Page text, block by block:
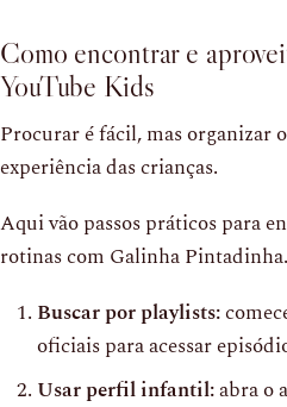
Como encontrar e
YouTube Kids
Procurar é fácil, mas organizar
experiência das crianças.
Aqui vão passos práticos para
rotinas com Galinha Pintadinha.
Buscar por playlists:
oficiais para acessar
Usar perfil infantil:abra o